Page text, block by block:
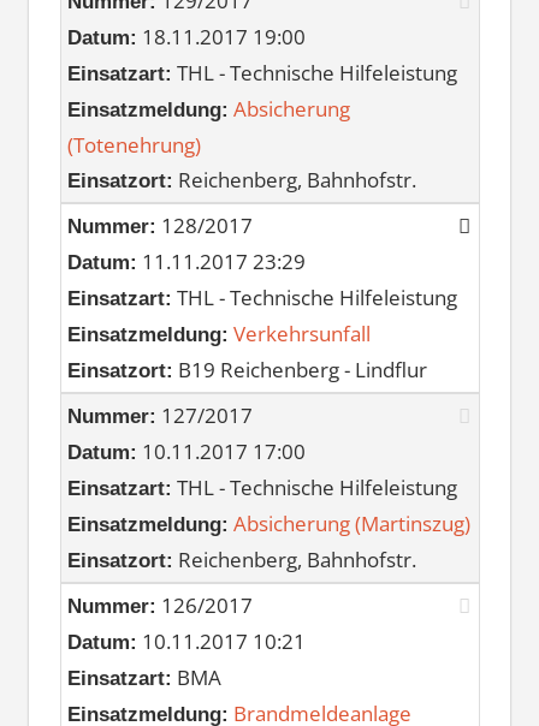
Datum: 18.11.2017 19:00
Einsatzart: THL - Technische Hilfeleistung
Einsatzmeldung: Absicherung
(Totenehrung)
Einsatzort: Reichenberg, Bahnhofstr.
Nummer: 128/2017
Datum: 11.11.2017 23:29
Einsatzart: THL - Technische Hilfeleistung
Einsatzmeldung: Verkehrsunfall
Einsatzort: B19 Reichenberg - Lindflur
Nummer: 127/2017
Datum: 10.11.2017 17:00
Einsatzart: THL - Technische Hilfeleistung
Einsatzmeldung: Absicherung (Martinszug)
Einsatzort: Reichenberg, Bahnhofstr.
Nummer: 126/2017
Datum: 10.11.2017 10:21
Einsatzart: BMA
Einsatzmeldung: Brandmeldeanlage